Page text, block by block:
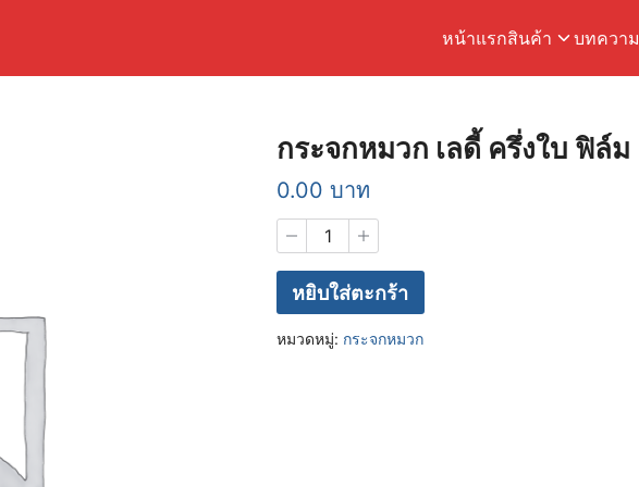
หน้าแรกสินค้า บทความ
กระจกหมวก เลดี้ ครึ่งใบ ฟิล์ม
0.00 บาท
กระจก
หมวก
เลดี้
ครึ่ง
ใบ
หยิบใส่ตะกร้า
หมวดหมู่: กระจกหมวก